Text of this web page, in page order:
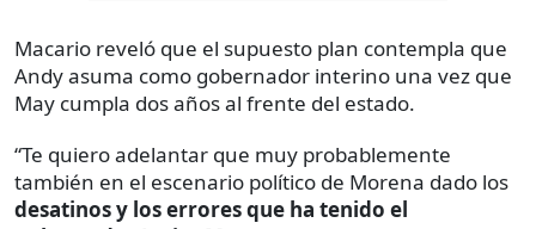
Macario reveló que el supuesto plan contempla que
Andy asuma como gobernador interino una vez que
May cumpla dos años al frente del estado.
“Te quiero adelantar que muy probablemente
también en el escenario político de Morena dado los
desatinos y los errores que ha tenido el